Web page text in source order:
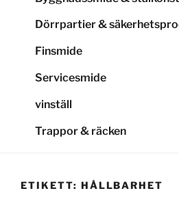
Dörrpartier &
Finsmide
Servicesmide
vinställ
Trappor & räcken
ETIKETT: HÅLLBARHET